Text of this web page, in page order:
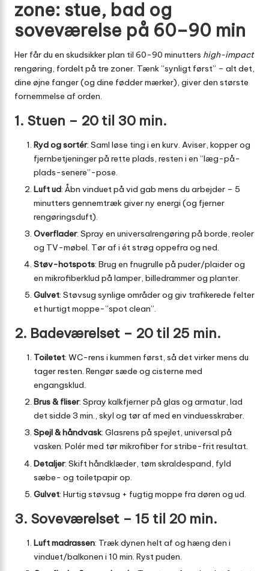
zone: stue, bad og
soveværelse på 60–90 min
Her får du en skudsikker plan til 60-90 minutters high-impact
rengøring, fordelt på tre zoner. Tænk ”synligt først” – alt det,
dine øjne fanger (og dine fødder mærker), giver den største
fornemmelse af orden.
1. Stuen – 20 til 30 min.
Ryd og sortér: Saml løse ting i en kurv. Aviser, kopper og
fjernbetjeninger på rette plads, resten i en ”læg-på-
plads-senere”-pose.
Luft ud: Åbn vinduet på vid gab mens du arbejder – 5
minutters gennemtræk giver ny energi (og fjerner
rengøringsduft).
Overflader: Spray en universalrengøring på borde, reoler
og TV-møbel. Tør af i ét strøg oppefra og ned.
Støv-hotspots: Brug en fnugrulle på puder/plaider og
en mikrofiberklud på lamper, billedrammer og planter.
Gulvet: Støvsug synlige områder og giv trafikerede felter
et hurtigt moppe-”spot clean”.
2. Badeværelset – 20 til 25 min.
Toiletet: WC-rens i kummen først, så det virker mens du
tager resten. Rengør sæde og cisterne med
engangsklud.
Brus & fliser: Spray kalkfjerner på glas og armatur, lad
det sidde 3 min., skyl og tør af med en vinduesskraber.
Spejl & håndvask: Glasrens på spejlet, universal på
vasken. Polér med tør mikrofiber for stribe-frit resultat.
Detaljer: Skift håndklæder, tøm skraldespand, fyld
sæbe- og toiletpapir op.
Gulvet: Hurtig støvsug + fugtig moppe fra døren og ud.
3. Soveværelset – 15 til 20 min.
Luft madrassen: Træk dynen helt af og hæng den i
vinduet/balkonen i 10 min. Ryst puden.